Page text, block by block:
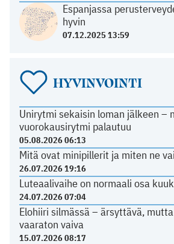
Espanjassa
hyvin
07.12.2025 13:59
HYVINVOINTI
Unirytmi sekaisin loman jälkeen –
vuorokausirytmi palautuu
05.08.2026 06:13
Mitä ovat minipillerit ja miten ne
26.07.2026 19:16
Luteaalivaihe on normaali osa
24.07.2026 07:04
Elohiiri silmässä – ärsyttävä,
vaaraton vaiva
15.07.2026 08:17